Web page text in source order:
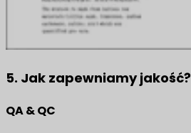
5. Jak zapewniamy jakość?
QA & QC